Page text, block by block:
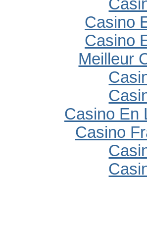
Casino
Casino
Meilleur
Casino En
Casino